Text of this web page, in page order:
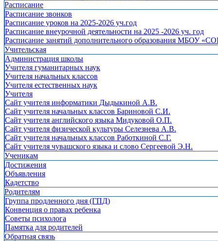
Расписание
Расписание звонков
Расписание уроков на 2025-2026 уч.год
Расписание внеурочной деятельности на 2025 -2026 уч. год
Расписание занятий дополнительного образования МБОУ
Учительская
Администрация школы
Учителя гуманитарных наук
Учителя начальных классов
Учителя естественных наук
Учителя
Cайт учителя информатики Дыдыкиной А.В.
Сайт учителя начальных классов Бариновой С.И.
Сайт учителя английского языка Мидуковой О.П.
Сайт учителя физической культуры Селезнева А.В.
Сайт учителя начальных классов Работкиной С.Г.
Сайт учителя чувашского языка и слово Сергеевой Э.Н.
Ученикам
Достижения
Объявления
Кадетство
Родителям
Группа продленного дня (ГПД)
Конвенция о правах ребенка
Советы психолога
Памятка для родителей
Обратная связь